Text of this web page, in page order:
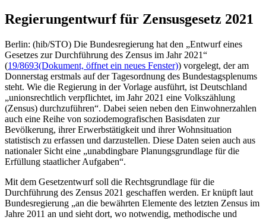
Regierungentwurf für Zensusgesetz 2021
Berlin: (hib/STO) Die Bundesregierung hat den „Entwurf eines
Gesetzes zur Durchführung des Zensus im Jahr 2021“
(19/8693(Dokument, öffnet ein neues Fenster)) vorgelegt, der am
Donnerstag erstmals auf der Tagesordnung des Bundestagsplenums
steht. Wie die Regierung in der Vorlage ausführt, ist Deutschland
„unionsrechtlich verpflichtet, im Jahr 2021 eine Volkszählung
(Zensus) durchzuführen“. Dabei seien neben den Einwohnerzahlen
auch eine Reihe von soziodemografischen Basisdaten zur
Bevölkerung, ihrer Erwerbstätigkeit und ihrer Wohnsituation
statistisch zu erfassen und darzustellen. Diese Daten seien auch aus
nationaler Sicht eine „unabdingbare Planungsgrundlage für die
Erfüllung staatlicher Aufgaben“.
Mit dem Gesetzentwurf soll die Rechtsgrundlage für die
Durchführung des Zensus 2021 geschaffen werden. Er knüpft laut
Bundesregierung „an die bewährten Elemente des letzten Zensus im
Jahre 2011 an und sieht dort, wo notwendig, methodische und